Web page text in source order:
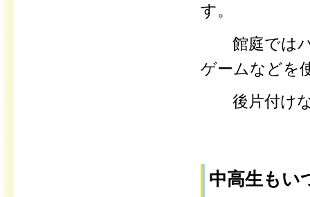
す。
館庭ではバ
ゲームなどを
後片付けな
中高生もい